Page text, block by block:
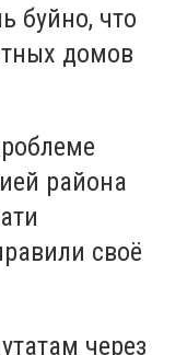
буйно, что
домов
района
своё
через